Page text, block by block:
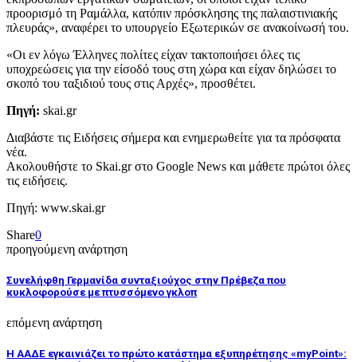
προορισμό τη Ραμάλλα, κατόπιν πρόσκλησης της παλαιστινιακής
πλευράς», αναφέρει το υπουργείο Εξωτερικών σε ανακοίνωσή του.
«Οι εν λόγω Έλληνες πολίτες είχαν τακτοποιήσει όλες τις
υποχρεώσεις για την είσοδό τους στη χώρα και είχαν δηλώσει το
σκοπό του ταξιδιού τους στις Αρχές», προσθέτει.
Πηγή: skai.gr
Διαβάστε τις Ειδήσεις σήμερα και ενημερωθείτε για τα πρόσφατα
νέα.
Ακολουθήστε το Skai.gr στο Google News και μάθετε πρώτοι όλες
τις ειδήσεις.
Πηγή: www.skai.gr
Share0
προηγούμενη ανάρτηση
Συνελήφθη Γερμανίδα συνταξιούχος στην Πρέβεζα που
κυκλοφορούσε με πτυσσόμενο γκλοπ
επόμενη ανάρτηση
Η ΑΑΔΕ εγκαινιάζει το πρώτο κατάστημα εξυπηρέτησης «myPoint»: